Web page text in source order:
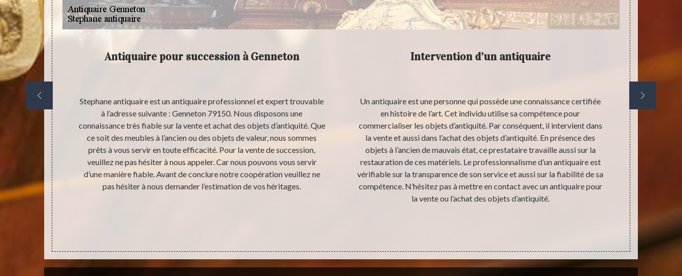
avec les
Antiquaire pour succession à Genneton
Stephane antiquaire est un antiquaire professionnel et expert trouvable
à l’adresse suivante : Genneton 79150. Nous disposons une
connaissance très fiable sur la vente et achat des objets d’antiquité. Que
ce soit des meubles à l’ancien ou des objets de valeur, nous sommes
prêts à vous servir en toute efficacité. Pour la vente de succession,
veuillez ne pas hésiter à nous appeler. Car nous pouvons vous servir
d’une manière fiable. Avant de conclure notre coopération veuillez ne
pas hésiter à nous demander l’estimation de vos héritages.
Intervention d’un antiquaire
Un antiquaire est une personne qui possède une connaissance certifiée
en histoire de l’art. Cet individu utilise sa compétence pour
commercialiser les objets d’antiquité. Par conséquent, il intervient dans
la vente et aussi dans l’achat des objets d’antiquité. En présence des
objets à l’ancien de mauvais état, ce prestataire travaille aussi sur la
restauration de ces matériels. Le professionnalisme d’un antiquaire est
vérifiable sur la transparence de son service et aussi sur la fiabilité de sa
compétence. N’hésitez pas à mettre en contact avec un antiquaire pour
la vente ou l’achat des objets d’antiquité.
Estimer le